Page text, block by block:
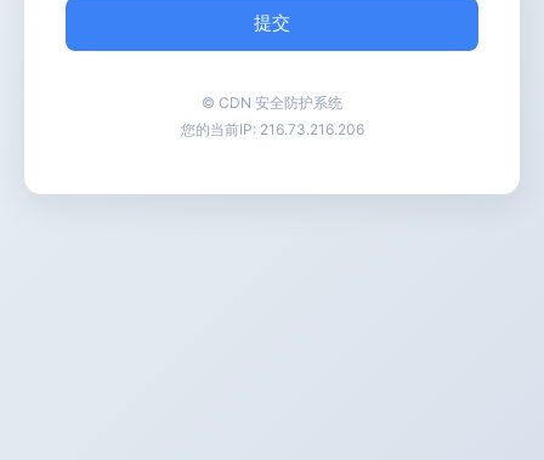
提交
© CDN 安全防护系统
您的当前IP: 216.73.216.206